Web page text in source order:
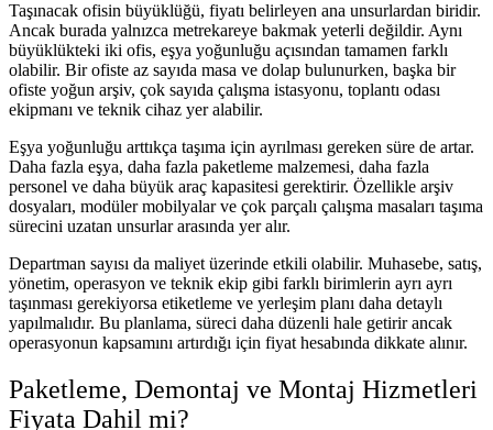
Taşınacak ofisin büyüklüğü, fiyatı belirleyen ana unsurlardan biridir.
Ancak burada yalnızca metrekareye bakmak yeterli değildir. Aynı
büyüklükteki iki ofis, eşya yoğunluğu açısından tamamen farklı
olabilir. Bir ofiste az sayıda masa ve dolap bulunurken, başka bir
ofiste yoğun arşiv, çok sayıda çalışma istasyonu, toplantı odası
ekipmanı ve teknik cihaz yer alabilir.
Eşya yoğunluğu arttıkça taşıma için ayrılması gereken süre de artar.
Daha fazla eşya, daha fazla paketleme malzemesi, daha fazla
personel ve daha büyük araç kapasitesi gerektirir. Özellikle arşiv
dosyaları, modüler mobilyalar ve çok parçalı çalışma masaları taşıma
sürecini uzatan unsurlar arasında yer alır.
Departman sayısı da maliyet üzerinde etkili olabilir. Muhasebe, satış,
yönetim, operasyon ve teknik ekip gibi farklı birimlerin ayrı ayrı
taşınması gerekiyorsa etiketleme ve yerleşim planı daha detaylı
yapılmalıdır. Bu planlama, süreci daha düzenli hale getirir ancak
operasyonun kapsamını artırdığı için fiyat hesabında dikkate alınır.
Paketleme, Demontaj ve Montaj Hizmetleri
Fiyata Dahil mi?